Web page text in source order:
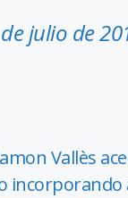
julio de
Vallès
incorporando